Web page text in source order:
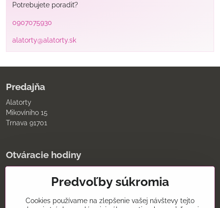
Potrebujete poradiť?
0907075930
alatorty@alatorty.sk
Predajňa
Alatorty
Mikovíniho 15
Trnava 91701
Otváracie hodiny
9:00 - 11:30 12:00 - 18:00
nedeľa
Predvoľby súkromia
Cookies používame na zlepšenie vašej návštevy tejto